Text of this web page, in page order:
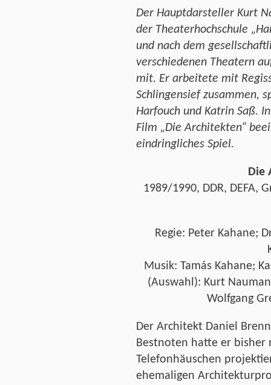
Der Hauptdarsteller Kurt
der Theaterhochschule
und nach dem
verschiedenen Theatern
mit. Er arbeitete mit
Schlingensief zusammen,
Harfouch und Katrin Saß.
Film „Die Architekten“
eindringliches Spiel.
Die
1989/1990, DDR, DEFA,
Regie: Peter Kahane;
Musik: Tamás Kahane;
(Auswahl): Kurt
Wolfgang
Der Architekt Daniel
Bestnoten hatte er bisher
Telefonhäuschen
ehemaligen